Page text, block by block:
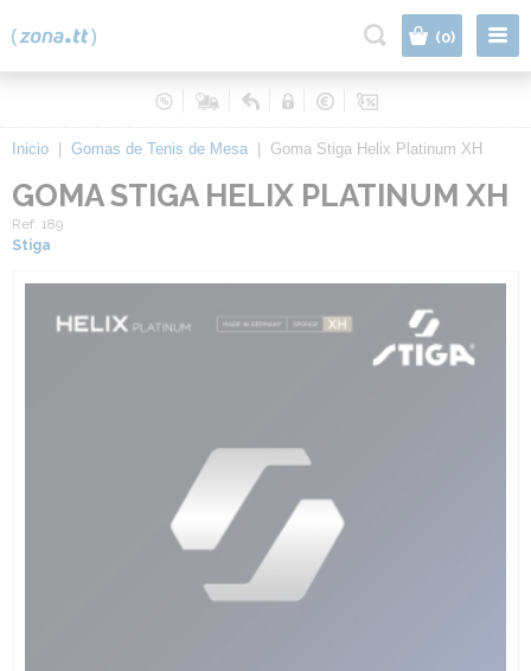
(0)
Inicio Gomas de Tenis de Mesa Goma Stiga Helix Platinum XH
GOMA STIGA HELIX PLATINUM XH
Ref. 189
Stiga